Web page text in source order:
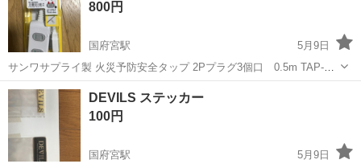
ます。
800円
国府宮駅
5月9日
サンワサプライ製 火災予防安全タップ 2Pプラグ3個口 0.5m TAP-
TSH305N 一宮市内、稲沢市内に引取りに来られる方宜しくお願いしま
愛知 一宮市
DEVILS ステッカー
100円
国府宮駅
5月9日